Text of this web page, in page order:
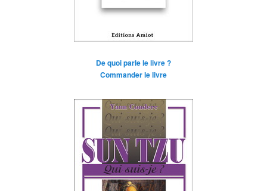
De quoi parle le livre ?
Commander le livre